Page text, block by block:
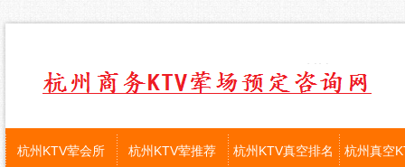
杭州KTV荤会所 杭州KTV荤推荐 杭州KTV真空排名 杭州真空